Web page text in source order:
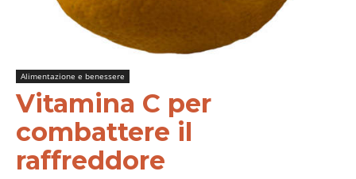
Alimentazione e benessere
Vitamina C per
combattere il
raffreddore